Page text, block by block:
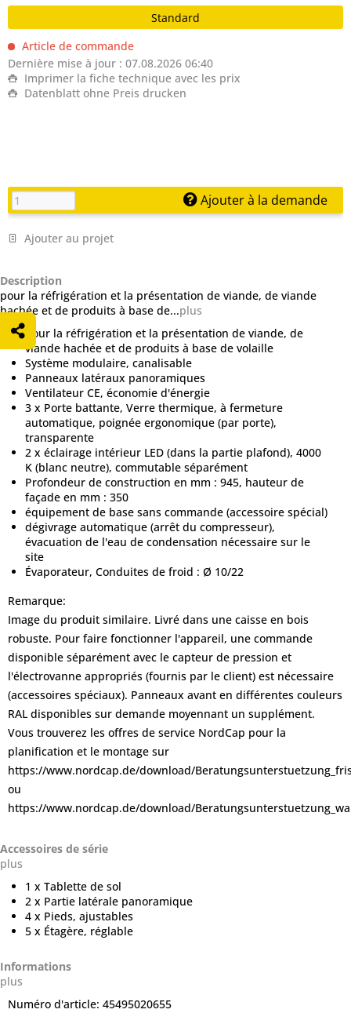
Standard
Article de commande
Dernière mise à jour : 07.08.2026 06:40
Imprimer la fiche technique avec les prix
Datenblatt ohne Preis drucken
Ajouter à la demande
Ajouter au projet
Description
pour la réfrigération et la présentation de viande, de viande
hachée et de produits à base de...plus
pour la réfrigération et la présentation de viande, de
viande hachée et de produits à base de volaille
Système modulaire, canalisable
Panneaux latéraux panoramiques
Ventilateur CE, économie d'énergie
3 x Porte battante, Verre thermique, à fermeture
automatique, poignée ergonomique (par porte),
transparente
2 x éclairage intérieur LED (dans la partie plafond), 4000
K (blanc neutre), commutable séparément
Profondeur de construction en mm : 945, hauteur de
façade en mm : 350
équipement de base sans commande (accessoire spécial)
dégivrage automatique (arrêt du compresseur),
évacuation de l'eau de condensation nécessaire sur le
site
Évaporateur, Conduites de froid : Ø 10/22
Remarque:
Image du produit similaire. Livré dans une caisse en bois
robuste. Pour faire fonctionner l'appareil, une commande
disponible séparément avec le capteur de pression et
l'électrovanne appropriés (fournis par le client) est nécessaire
(accessoires spéciaux). Panneaux avant en différentes couleurs
RAL disponibles sur demande moyennant un supplément.
Vous trouverez les offres de service NordCap pour la
planification et le montage sur
https://www.nordcap.de/download/
ou
https://www.nordcap.de/download/
Accessoires de série
plus
1 x Tablette de sol
2 x Partie latérale panoramique
4 x Pieds, ajustables
5 x Étagère, réglable
Informations
plus
Numéro d'article: 45495020655